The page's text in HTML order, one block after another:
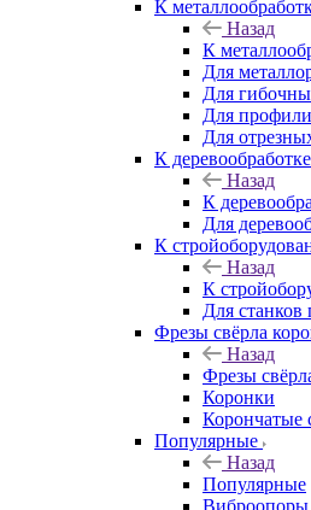
К
Назад
К
Для
Для
Для
Для
К деревообработке
Назад
К
Для
К
Назад
К
Для станков
Фрезы свёрла
Назад
Фрезы
Коронки
Корончатые
Популярные
Назад
Популярные
Виброопоры